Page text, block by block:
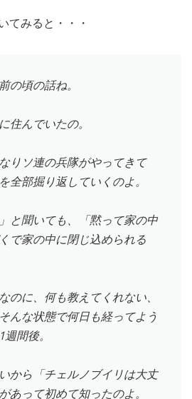
てみると・・・
の頃の話ね。
住んでいたの。
りソ連の兵隊がやってきて
全部掘り返していくのよ。
と聞いても、「黙って家の中
で家の中に閉じ込められる
のに、何も教えてくれない、
んな状態で何日も経ってよう
間後。
から「チェルノブイリは大丈
あって初めて知ったのよ。